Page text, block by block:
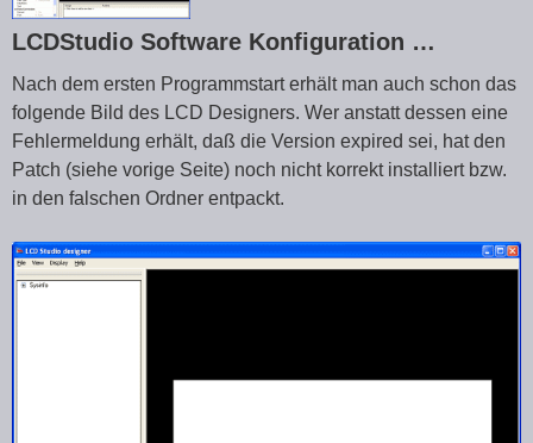
LCDStudio Software Konfiguration …
Nach dem ersten Programmstart erhält man auch schon das
folgende Bild des LCD Designers. Wer anstatt dessen eine
Fehlermeldung erhält, daß die Version expired sei, hat den
Patch (siehe vorige Seite) noch nicht korrekt installiert bzw.
in den falschen Ordner entpackt.